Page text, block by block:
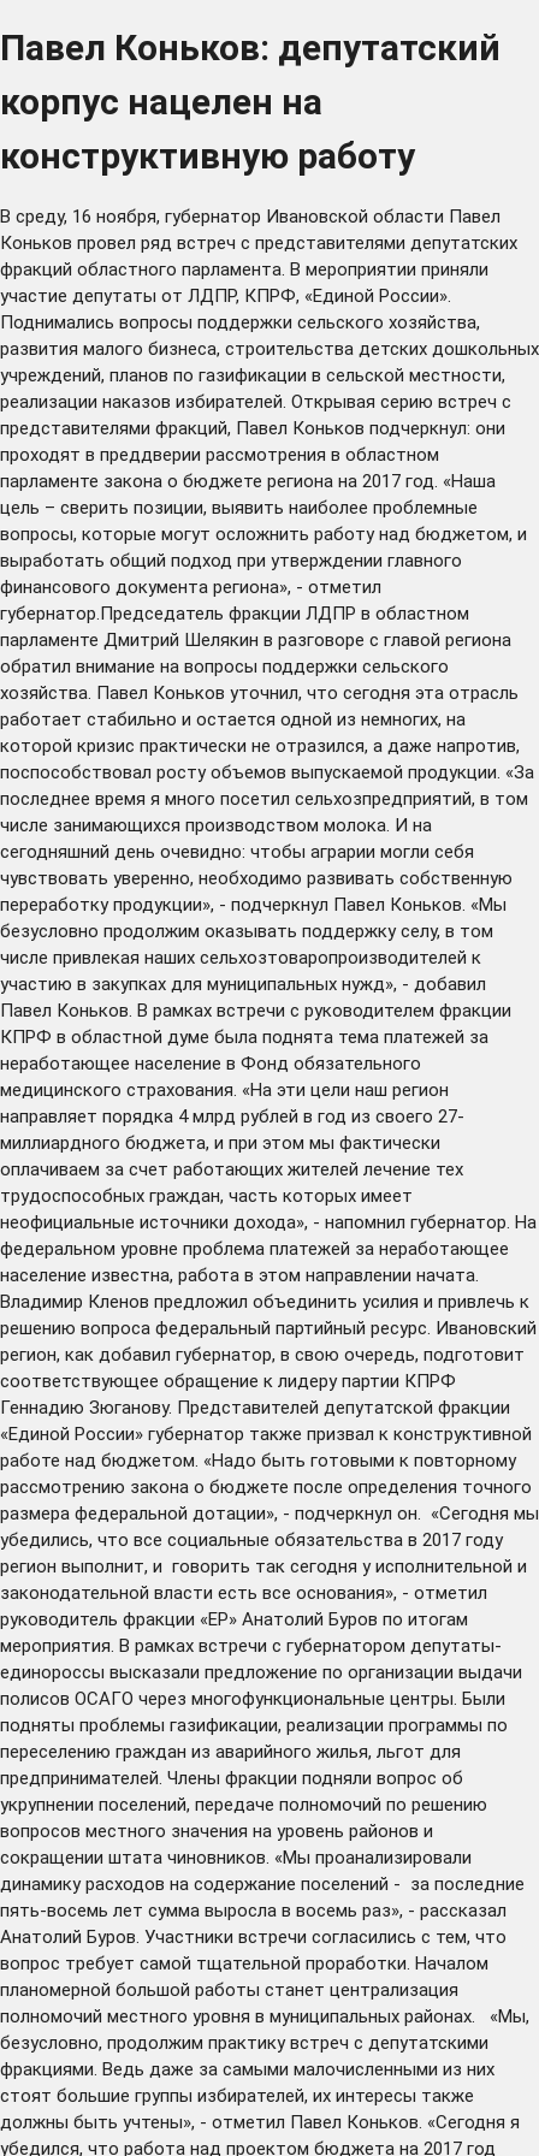
Павел Коньков: депутатский
корпус нацелен на
конструктивную работу
В среду, 16 ноября, губернатор Ивановской области Павел
Коньков провел ряд встреч с представителями депутатских
фракций областного парламента. В мероприятии приняли
участие депутаты от ЛДПР, КПРФ, «Единой России».
Поднимались вопросы поддержки сельского хозяйства,
развития малого бизнеса, строительства детских дошкольных
учреждений, планов по газификации в сельской местности,
реализации наказов избирателей. Открывая серию встреч с
представителями фракций, Павел Коньков подчеркнул: они
проходят в преддверии рассмотрения в областном
парламенте закона о бюджете региона на 2017 год. «Наша
цель – сверить позиции, выявить наиболее проблемные
вопросы, которые могут осложнить работу над бюджетом, и
выработать общий подход при утверждении главного
финансового документа региона», - отметил
губернатор.Председатель фракции ЛДПР в областном
парламенте Дмитрий Шелякин в разговоре с главой региона
обратил внимание на вопросы поддержки сельского
хозяйства. Павел Коньков уточнил, что сегодня эта отрасль
работает стабильно и остается одной из немногих, на
которой кризис практически не отразился, а даже напротив,
поспособствовал росту объемов выпускаемой продукции. «За
последнее время я много посетил сельхозпредприятий, в том
числе занимающихся производством молока. И на
сегодняшний день очевидно: чтобы аграрии могли себя
чувствовать уверенно, необходимо развивать собственную
переработку продукции», - подчеркнул Павел Коньков. «Мы
безусловно продолжим оказывать поддержку селу, в том
числе привлекая наших сельхозтоваропроизводителей к
участию в закупках для муниципальных нужд», - добавил
Павел Коньков. В рамках встречи с руководителем фракции
КПРФ в областной думе была поднята тема платежей за
неработающее население в Фонд обязательного
медицинского страхования. «На эти цели наш регион
направляет порядка 4 млрд рублей в год из своего 27-
миллиардного бюджета, и при этом мы фактически
оплачиваем за счет работающих жителей лечение тех
трудоспособных граждан, часть которых имеет
неофициальные источники дохода», - напомнил губернатор. На
федеральном уровне проблема платежей за неработающее
население известна, работа в этом направлении начата.
Владимир Кленов предложил объединить усилия и привлечь к
решению вопроса федеральный партийный ресурс. Ивановский
регион, как добавил губернатор, в свою очередь, подготовит
соответствующее обращение к лидеру партии КПРФ
Геннадию Зюганову. Представителей депутатской фракции
«Единой России» губернатор также призвал к конструктивной
работе над бюджетом. «Надо быть готовыми к повторному
рассмотрению закона о бюджете после определения точного
размера федеральной дотации», - подчеркнул он. «Сегодня мы
убедились, что все социальные обязательства в 2017 году
регион выполнит, и говорить так сегодня у исполнительной и
законодательной власти есть все основания», - отметил
руководитель фракции «ЕР» Анатолий Буров по итогам
мероприятия. В рамках встречи с губернатором депутаты-
единороссы высказали предложение по организации выдачи
полисов ОСАГО через многофункциональные центры. Были
подняты проблемы газификации, реализации программы по
переселению граждан из аварийного жилья, льгот для
предпринимателей. Члены фракции подняли вопрос об
укрупнении поселений, передаче полномочий по решению
вопросов местного значения на уровень районов и
сокращении штата чиновников. «Мы проанализировали
динамику расходов на содержание поселений - за последние
пять-восемь лет сумма выросла в восемь раз», - рассказал
Анатолий Буров. Участники встречи согласились с тем, что
вопрос требует самой тщательной проработки. Началом
планомерной большой работы станет централизация
полномочий местного уровня в муниципальных районах. «Мы,
безусловно, продолжим практику встреч с депутатскими
фракциями. Ведь даже за самыми малочисленными из них
стоят большие группы избирателей, их интересы также
должны быть учтены», - отметил Павел Коньков. «Сегодня я
убедился, что работа над проектом бюджета на 2017 год